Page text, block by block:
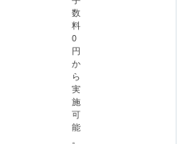
数
料
0
円
か
ら
実
施
可
能